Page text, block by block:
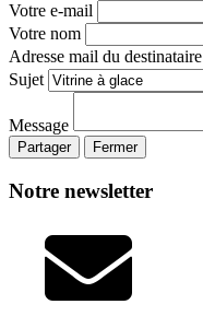
Votre e-mail
Votre nom
Adresse mail du destinataire
Sujet
Message
Partager Fermer
Notre newsletter